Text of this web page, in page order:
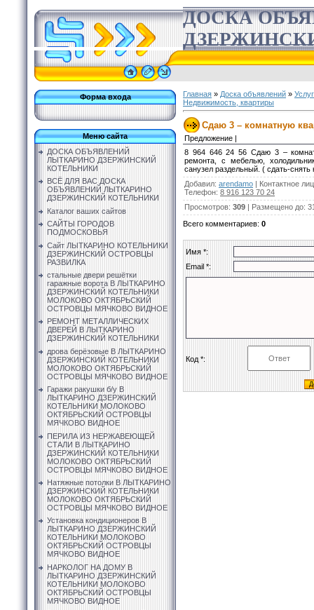
ДОСКА
Форма входа
Меню сайта
ДОСКА ОБЪЯВЛЕНИЙ
ЛЫТКАРИНО ДЗЕРЖИНСКИЙ
КОТЕЛЬНИКИ
ВСЁ ДЛЯ ВАС ДОСКА
ОБЪЯВЛЕНИЙ ЛЫТКАРИНО
ДЗЕРЖИНСКИЙ КОТЕЛЬНИКИ
Каталог ваших сайтов
САЙТЫ ГОРОДОВ
ПОДМОСКОВЬЯ
Сайт ЛЫТКАРИНО КОТЕЛЬНИКИ
ДЗЕРЖИНСКИЙ ОСТРОВЦЫ
РАЗВИЛКА
стальные двери решётки
гаражные ворота В ЛЫТКАРИНО
ДЗЕРЖИНСКИЙ КОТЕЛЬНИКИ
МОЛОКОВО ОКТЯБРЬСКИЙ
ОСТРОВЦЫ МЯЧКОВО ВИДНОЕ
РЕМОНТ МЕТАЛЛИЧЕСКИХ
ДВЕРЕЙ В ЛЫТКАРИНО
ДЗЕРЖИНСКИЙ КОТЕЛЬНИКИ
дрова берёзовые В ЛЫТКАРИНО
ДЗЕРЖИНСКИЙ КОТЕЛЬНИКИ
МОЛОКОВО ОКТЯБРЬСКИЙ
ОСТРОВЦЫ МЯЧКОВО ВИДНОЕ
Гаражи ракушки б/у В
ЛЫТКАРИНО ДЗЕРЖИНСКИЙ
КОТЕЛЬНИКИ МОЛОКОВО
ОКТЯБРЬСКИЙ ОСТРОВЦЫ
МЯЧКОВО ВИДНОЕ
ПЕРИЛА ИЗ НЕРЖАВЕЮЩЕЙ
СТАЛИ В ЛЫТКАРИНО
ДЗЕРЖИНСКИЙ КОТЕЛЬНИКИ
МОЛОКОВО ОКТЯБРЬСКИЙ
ОСТРОВЦЫ МЯЧКОВО ВИДНОЕ
Натяжные потолки В ЛЫТКАРИНО
ДЗЕРЖИНСКИЙ КОТЕЛЬНИКИ
МОЛОКОВО ОКТЯБРЬСКИЙ
ОСТРОВЦЫ МЯЧКОВО ВИДНОЕ
Установка кондиционеров В
ЛЫТКАРИНО ДЗЕРЖИНСКИЙ
КОТЕЛЬНИКИ МОЛОКОВО
ОКТЯБРЬСКИЙ ОСТРОВЦЫ
МЯЧКОВО ВИДНОЕ
НАРКОЛОГ НА ДОМУ В
ЛЫТКАРИНО ДЗЕРЖИНСКИЙ
КОТЕЛЬНИКИ МОЛОКОВО
ОКТЯБРЬСКИЙ ОСТРОВЦЫ
МЯЧКОВО ВИДНОЕ
Главная » Доска объявлений »
Недвижимость, квартиры
Сдаю 3 – комнатную
Предложение |
8 964 646 24 56 Сдаю 3 –
ремонта, с мебелью,
санузел раздельный. ( сдать-снять
Добавил: arendamo | Контактное
Телефон: 8 916 123 70 24
Просмотров: 309 | Размещено до:
Всего комментариев: 0
Имя *:
Email *:
Код *: